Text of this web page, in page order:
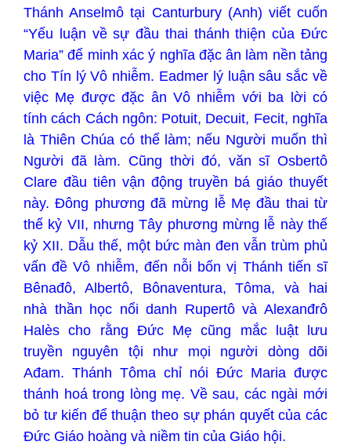
Thánh Anselmô tại Canturbury (Anh) viết cuốn
“Yếu luận về sự đầu thai thánh thiện của Đức
Maria” để minh xác ý nghĩa đặc ân làm nền tảng
cho Tín lý Vô nhiễm. Eadmer lý luận sâu sắc về
việc Mẹ được đặc ân Vô nhiễm với ba lời có
tính cách Cách ngôn: Potuit, Decuit, Fecit, nghĩa
là Thiên Chúa có thể làm; nếu Người muốn thì
Người đã làm. Cũng thời đó, văn sĩ Osbertô
Clare đầu tiên vận động truyền bá giáo thuyết
này. Đông phương đã mừng lễ Mẹ đầu thai từ
thế kỷ VII, nhưng Tây phương mừng lễ này thế
kỷ XII. Dẫu thế, một bức màn đen vẫn trùm phủ
vấn đề Vô nhiễm, đến nỗi bốn vị Thánh tiến sĩ
Bênađô, Albertô, Bônaventura, Tôma, và hai
nhà thần học nổi danh Rupertô và Alexanđrô
Halès cho rằng Đức Mẹ cũng mắc luật lưu
truyền nguyên tội như mọi người dòng dõi
Ađam. Thánh Tôma chỉ nói Đức Maria được
thánh hoá trong lòng mẹ. Về sau, các ngài mới
bỏ tư kiến để thuận theo sự phán quyết của các
Đức Giáo hoàng và niềm tin của Giáo hội.